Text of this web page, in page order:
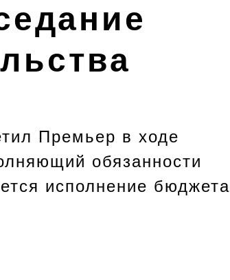
Премьер в ходе
обязанности
исполнение бюджета